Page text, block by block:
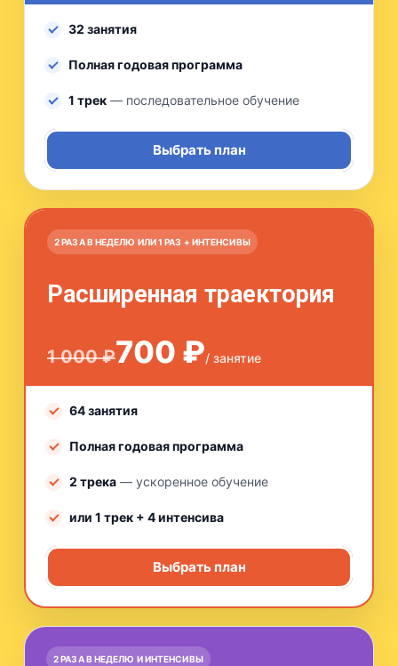
32 занятия
Полная годовая программа
1 трек — последовательное обучение
Выбрать план
2 РАЗА В НЕДЕЛЮ ИЛИ 1 РАЗ + ИНТЕНСИВЫ
Расширенная траектория
1 000 ₽700 ₽/ занятие
64 занятия
Полная годовая программа
2 трека — ускоренное обучение
или 1 трек + 4 интенсива
Выбрать план
2 РАЗА В НЕДЕЛЮ И ИНТЕНСИВЫ